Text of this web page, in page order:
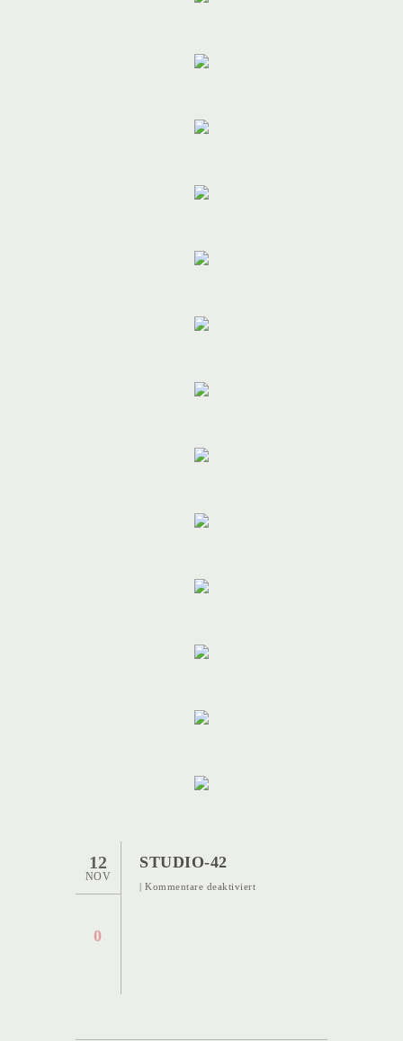
12
NOV
0
STUDIO-42
| Kommentare deaktiviertfür